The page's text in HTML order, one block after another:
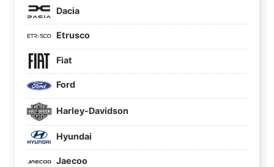
Dacia
Etrusco
Fiat
Ford
Harley-Davidson
Hyundai
Jaecoo